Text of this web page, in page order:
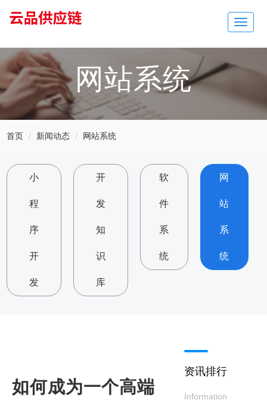
Toggle
网站系统
首页 新闻动态 网站系统
小
程
序
开
发
开
发
知
识
库
软
件
系
统
网
站
系
统
如何成为一个高端
资讯排行
Information